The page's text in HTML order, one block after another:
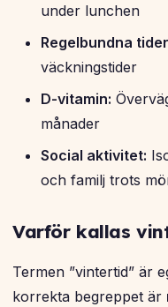
under lunchen
Regelbundna
väckningstider
D-vitamin:
månader
Social aktivitet:
och familj trots
Varför kallas
Termen ”vintertid” är
korrekta begreppet är